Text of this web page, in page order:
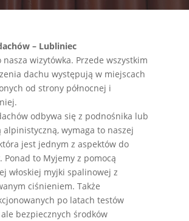
– Lubliniec
nasza wizytówka. Przede wszystkim
dachu występują w miejscach
od strony północnej i
odbywa się z podnośnika lub
alpinistyczną, wymaga to naszej
jest jednym z aspektów do
Ponad to Myjemy z pomocą
włoskiej myjki spalinowej z
ciśnieniem. Także
po latach testów
bezpiecznych środków